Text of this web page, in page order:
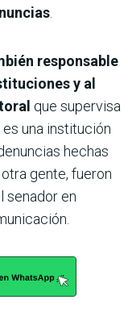
responsable
y al
que supervisa
una institución
hechas
gente, fueron
senador en